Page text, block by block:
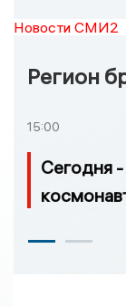
Новости СМИ2
Регион
15:00
Сегодня